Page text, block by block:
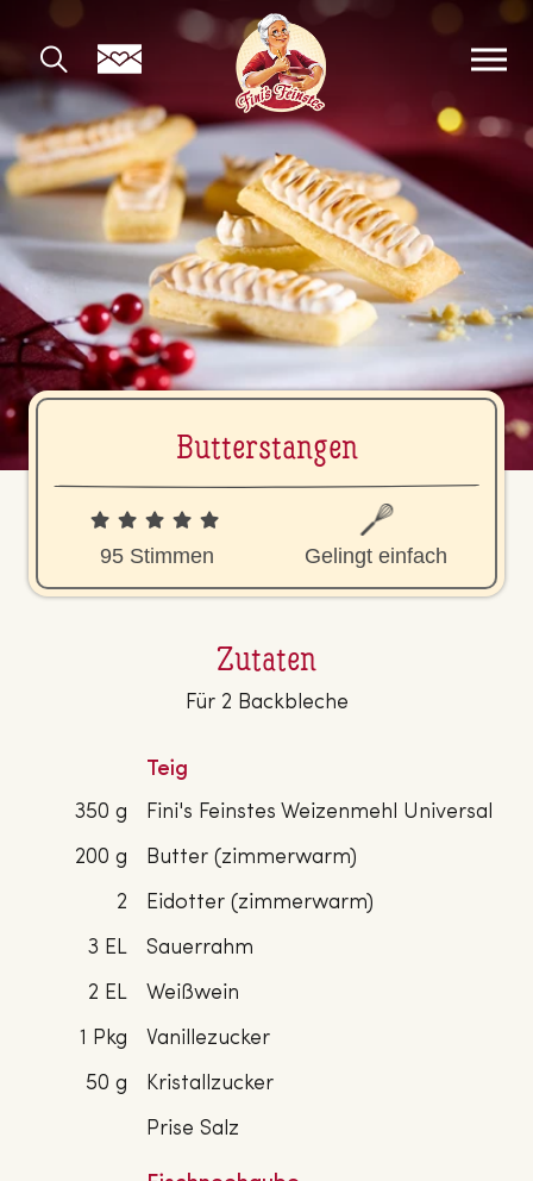
But­ter­stan­gen
95 Stimmen Gelingt einfach
Zutaten
Für 2 Backbleche
Teig
350 g
Fini's Feinstes Weizenmehl Universal
200 g
Butter (zimmerwarm)
2
Eidotter (zimmerwarm)
3 EL
Sauerrahm
2 EL
Weißwein
1 Pkg
Vanillezucker
50 g
Kristallzucker
Prise Salz